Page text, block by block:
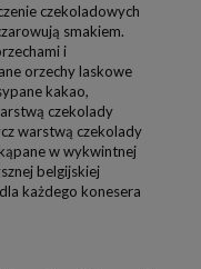
czekoladowych
smakiem.
i
orzechy laskowe
kakao,
czekolady
warstwą czekolady
w wykwintnej
belgijskiej
każdego konesera